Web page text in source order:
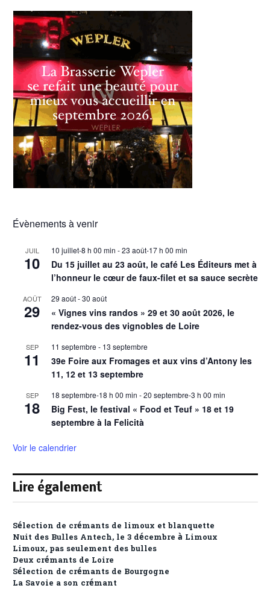
Évènements à venir
JUIL
10
10 juillet-8 h 00 min -23 août-17 h 00 min
Du 15 juillet au 23 août, le café Les Éditeurs met à
l’honneur le cœur de faux-filet et sa sauce secrète
AOÛT
29
29 août-30 août
« Vignes vins randos » 29 et 30 août 2026, le
rendez-vous des vignobles de Loire
SEP
11
11 septembre - 13 septembre
39e Foire aux Fromages et aux vins d’Antony les
11, 12 et 13 septembre
SEP
18
18 septembre-18 h 00 min -20 septembre-3 h 00 min
Big Fest, le festival « Food et Teuf » 18 et 19
septembre à la Felicità
Voir le calendrier
Lire également
Sélection de crémants de limoux et blanquette
Nuit des Bulles Antech, le 3 décembre à Limoux
Limoux, pas seulement des bulles
Deux crémants de Loire
Sélection de crémants de Bourgogne
La Savoie a son crémant